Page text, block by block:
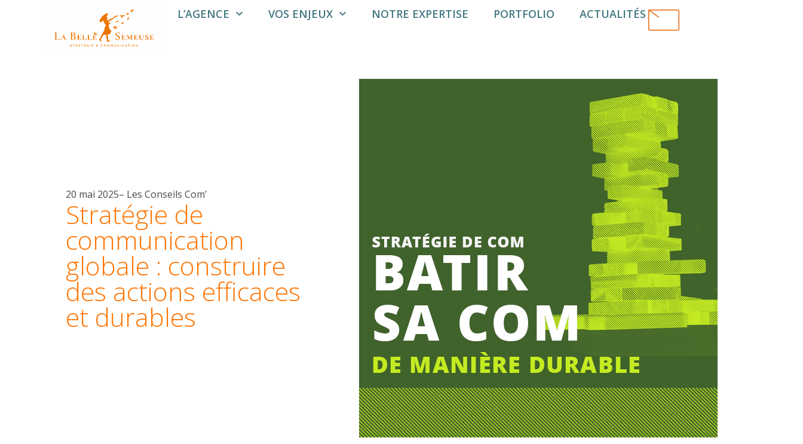
L’AGENCE VOS ENJEUX NOTRE EXPERTISE PORTFOLIO ACTUALITÉS
20 mai 2025– Les Conseils Com’
Stratégie de
communication
globale : construire
des actions efficaces
et durables